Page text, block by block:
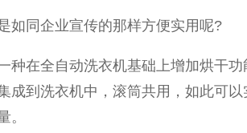
如同企业宣传的那样方便实用呢?
在全自动洗衣机基础上增加烘干
到洗衣机中，滚筒共用，如此可
。